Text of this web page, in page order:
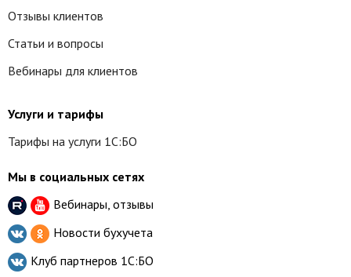
Отзывы клиентов
Статьи и вопросы
Вебинары для клиентов
Услуги и тарифы
Тарифы на услуги 1С:БО
Мы в социальных сетях
Вебинары, отзывы
Новости бухучета
Клуб партнеров 1С:БО